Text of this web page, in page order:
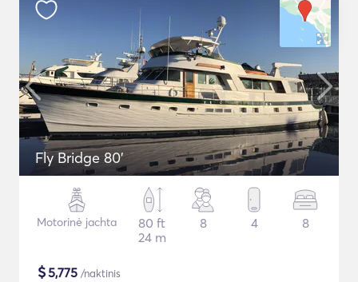
Fly Bridge 80'
Motorinė jachta
80 ft
24 m
8 4 8
$5,775 /naktinis